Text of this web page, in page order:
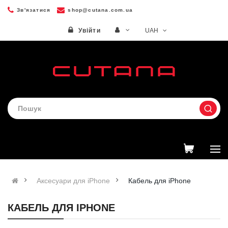
Зв'язатися shop@cutana.com.ua
Увійти
Аксесуари для iPhone Кабель для iPhone
КАБЕЛЬ ДЛЯ IPHONE